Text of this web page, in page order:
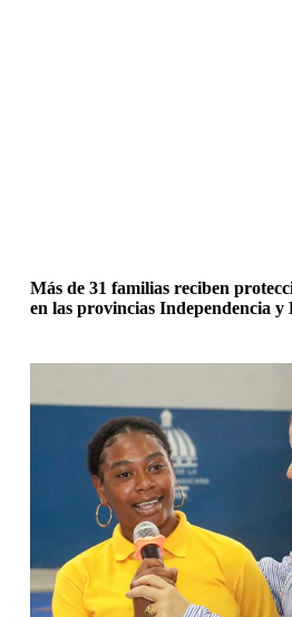
Más de 31 familias reciben
en las provincias Independencia y